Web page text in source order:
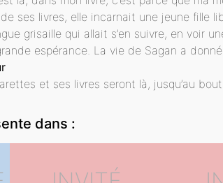
ses livres, elle incarnait une jeune fille
grisaille qui allait s’en suivre, en voir
espérance. La vie de Sagan a
et ses livres seront là, jusqu’au
dans :